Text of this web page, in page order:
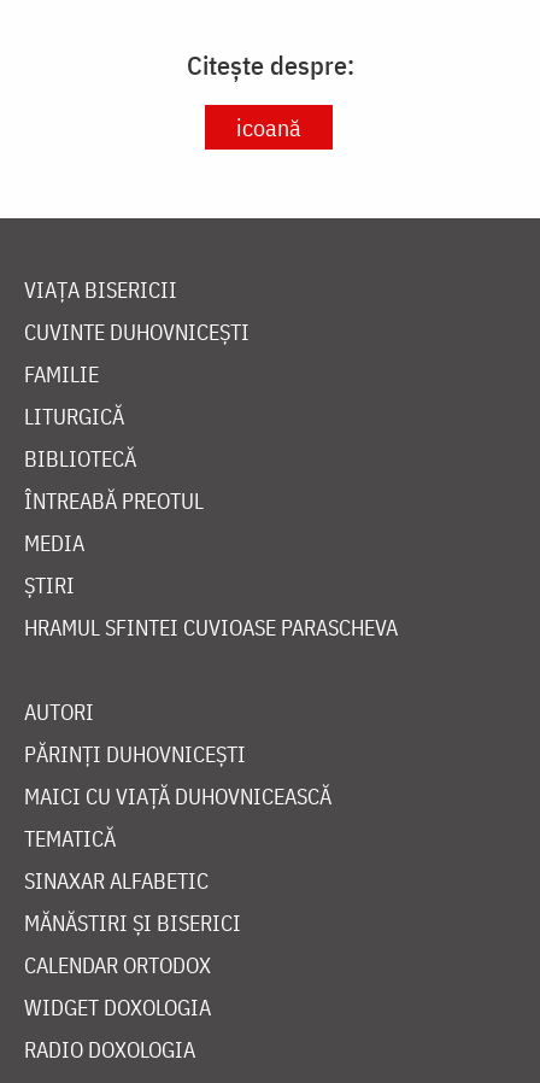
Citește despre:
icoană
VIAȚA BISERICII
CUVINTE DUHOVNICEȘTI
FAMILIE
LITURGICĂ
BIBLIOTECĂ
ÎNTREABĂ PREOTUL
MEDIA
ȘTIRI
HRAMUL SFINTEI CUVIOASE PARASCHEVA
AUTORI
PĂRINȚI DUHOVNICEȘTI
MAICI CU VIAȚĂ DUHOVNICEASCĂ
TEMATICĂ
SINAXAR ALFABETIC
MĂNĂSTIRI ȘI BISERICI
CALENDAR ORTODOX
WIDGET DOXOLOGIA
RADIO DOXOLOGIA